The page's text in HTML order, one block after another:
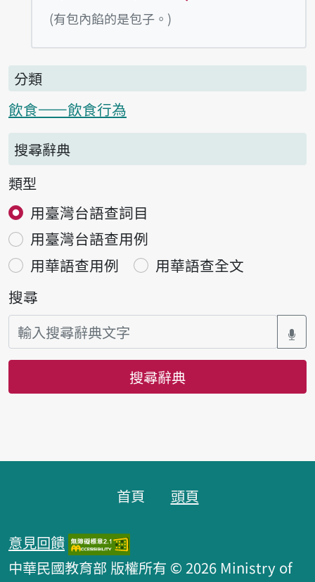
(有包內餡的是包子。)
分類
飲食——飲食行為
搜尋辭典
類型
用臺灣台語查詞目
用臺灣台語查用例
用華語查用例
用華語查全文
搜尋
搜尋辭典
首頁 頭頁
意見回饋
中華民國教育部 版權所有 © 2026 Ministry of